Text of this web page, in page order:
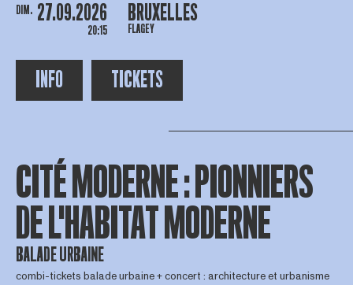
DIM. 27.09.2026
20:15
BRUXELLES
FLAGEY
INFO TICKETS
CITÉ MODERNE : PIONNIERS
DE L'HABITAT MODERNE
BALADE URBAINE
combi-tickets balade urbaine + concert : architecture et urbanisme